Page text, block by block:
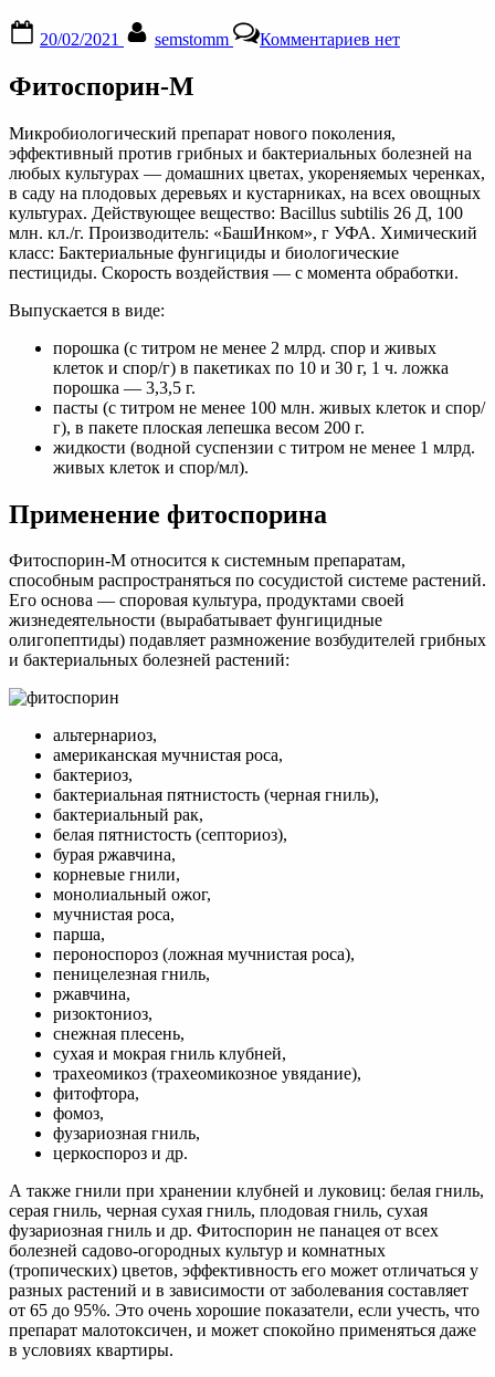
on
20/02/2021 semstomm Комментариевзаписи
применение,
подробное
описание,
нормы
расхода
нет
Фитоспорин-М
Микробиологический препарат нового поколения,
эффективный против грибных и бактериальных болезней на
любых культурах — домашних цветах, укореняемых черенках,
в саду на плодовых деревьях и кустарниках, на всех овощных
культурах. Действующее вещество: Bacillus subtilis 26 Д, 100
млн. кл./г. Производитель: «БашИнком», г УФА. Химический
класс: Бактериальные фунгициды и биологические
пестициды. Скорость воздействия — с момента обработки.
Выпускается в виде:
порошка (с титром не менее 2 млрд. спор и живых
клеток и спор/г) в пакетиках по 10 и 30 г, 1 ч. ложка
порошка — 3,3,5 г.
пасты (с титром не менее 100 млн. живых клеток и спор/
г), в пакете плоская лепешка весом 200 г.
жидкости (водной суспензии с титром не менее 1 млрд.
живых клеток и спор/мл).
Применение фитоспорина
Фитоспорин-М относится к системным препаратам,
способным распространяться по сосудистой системе растений.
Его основа — споровая культура, продуктами своей
жизнедеятельности (вырабатывает фунгицидные
олигопептиды) подавляет размножение возбудителей грибных
и бактериальных болезней растений:
альтернариоз,
американская мучнистая роса,
бактериоз,
бактериальная пятнистость (черная гниль),
бактериальный рак,
белая пятнистость (септориоз),
бурая ржавчина,
корневые гнили,
монолиальный ожог,
мучнистая роса,
парша,
пероноспороз (ложная мучнистая роса),
пеницелезная гниль,
ржавчина,
ризоктониоз,
снежная плесень,
сухая и мокрая гниль клубней,
трахеомикоз (трахеомикозное увядание),
фитофтора,
фомоз,
фузариозная гниль,
церкоспороз и др.
А также гнили при хранении клубней и луковиц: белая гниль,
серая гниль, черная сухая гниль, плодовая гниль, сухая
фузариозная гниль и др. Фитоспорин не панацея от всех
болезней садово-огородных культур и комнатных
(тропических) цветов, эффективность его может отличаться у
разных растений и в зависимости от заболевания составляет
от 65 до 95%. Это очень хорошие показатели, если учесть, что
препарат малотоксичен, и может спокойно применяться даже
в условиях квартиры.